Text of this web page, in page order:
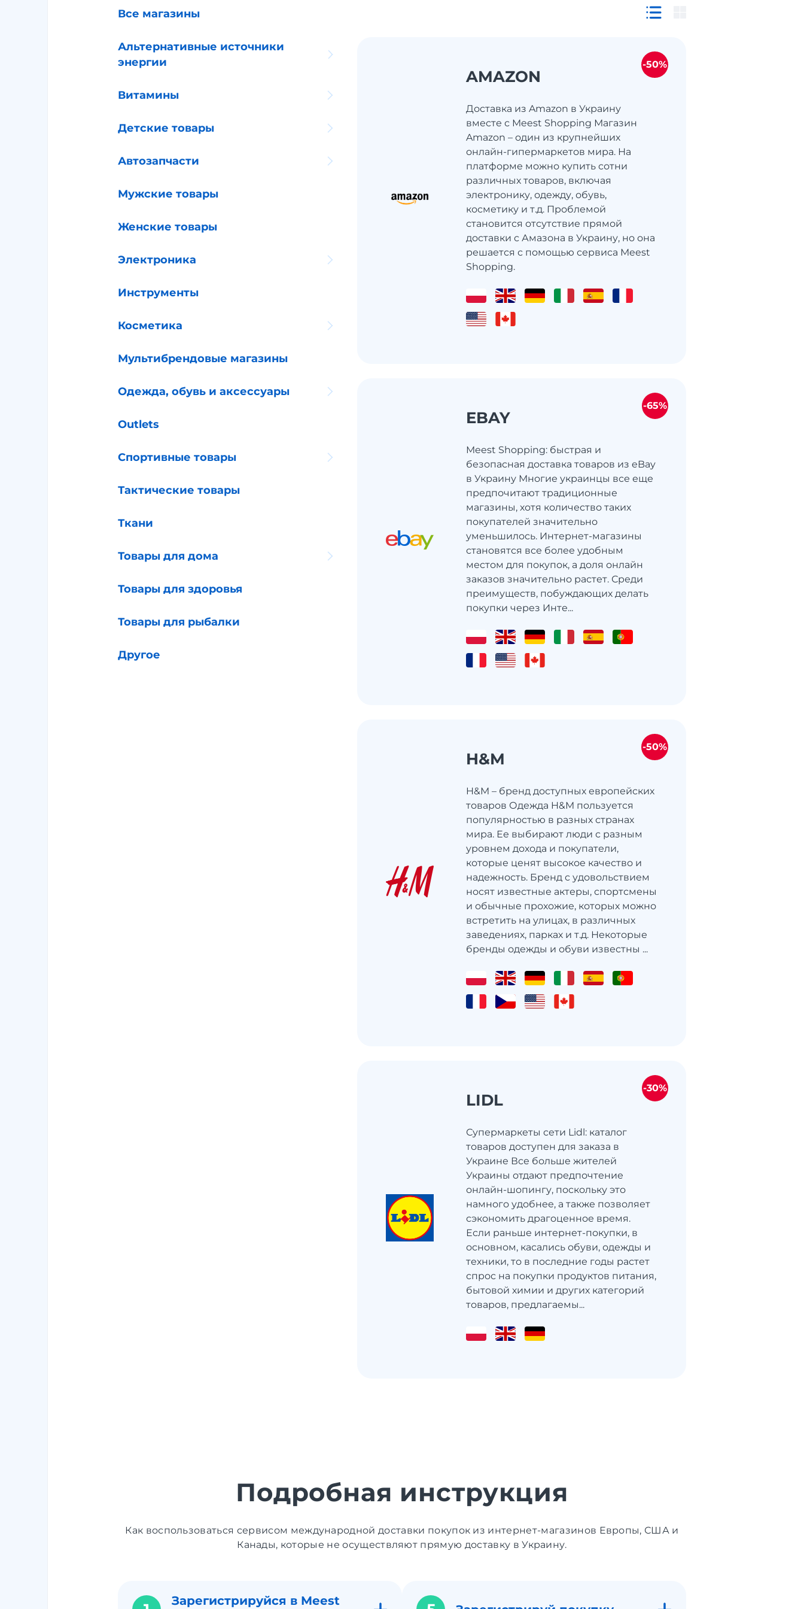
Все магазины
Альтернативные источники
энергии
Витамины
Детские товары
Автозапчасти
Мужские товары
Женские товары
Электроника
Инструменты
Косметика
Мультибрендовые магазины
Одежда, обувь и аксессуары
Outlets
Спортивные товары
Тактические товары
Ткани
Товары для дома
Товары для здоровья
Товары для рыбалки
Другое
AMAZON
Доставка из Amazon в Украину
вместе с Meest Shopping Магазин
Amazon – один из крупнейших
онлайн-гипермаркетов мира. На
платформе можно купить сотни
различных товаров, включая
электронику, одежду, обувь,
косметику и т.д. Проблемой
становится отсутствие прямой
доставки с Амазона в Украину, но она
решается с помощью сервиса Meest
Shopping.
-50%
EBAY
Meest Shopping: быстрая и
безопасная доставка товаров из eBay
в Украину Многие украинцы все еще
предпочитают традиционные
магазины, хотя количество таких
покупателей значительно
уменьшилось. Интернет-магазины
становятся все более удобным
местом для покупок, а доля онлайн
заказов значительно растет. Среди
преимуществ, побуждающих делать
покупки через Инте...
-65%
H&M
H&M – бренд доступных европейских
товаров Одежда H&M пользуется
популярностью в разных странах
мира. Ее выбирают люди с разным
уровнем дохода и покупатели,
которые ценят высокое качество и
надежность. Бренд с удовольствием
носят известные актеры, спортсмены
и обычные прохожие, которых можно
встретить на улицах, в различных
заведениях, парках и т.д. Некоторые
бренды одежды и обуви известны ...
-50%
LIDL
Супермаркеты сети Lidl: каталог
товаров доступен для заказа в
Украине Все больше жителей
Украины отдают предпочтение
онлайн-шопингу, поскольку это
намного удобнее, а также позволяет
сэкономить драгоценное время.
Если раньше интернет-покупки, в
основном, касались обуви, одежды и
техники, то в последние годы растет
спрос на покупки продуктов питания,
бытовой химии и других категорий
товаров, предлагаемы...
-30%
Подробная инструкция
Как воспользоваться сервисом международной доставки покупок из интернет-магазинов Европы, США и
Канады, которые не осуществляют прямую доставку в Украину.
Зарегистрируйся в Meest